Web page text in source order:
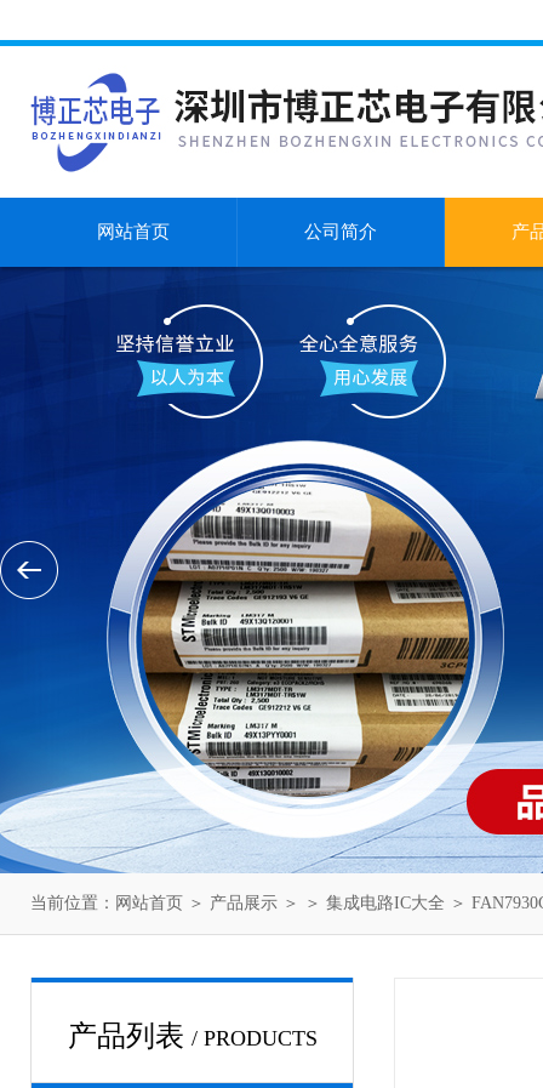
网站首页 公司简介 产
当前位置： 网站首页 ＞ 产品展示 ＞ ＞ 集成电路IC大全 ＞
产品列表 / PRODUCTS